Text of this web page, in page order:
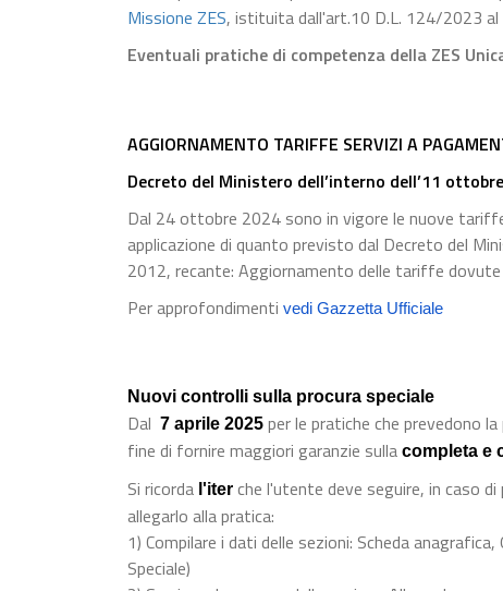
Missione ZES, istituita dall'art.10 D.L. 124/2023 al
Eventuali pratiche di competenza della ZES
AGGIORNAMENTO TARIFFE SERVIZI A
Decreto del Ministero dell’interno dell’11
Dal 24 ottobre 2024 sono in vigore le nuove
applicazione di quanto previsto dal Decreto del
2012, recante: Aggiornamento delle tariffe dovute
Per approfondimenti vedi Gazzetta Ufficiale
Nuovi controlli sulla procura speciale
Dal 7 aprile 2025 per le pratiche che prevedono
fine di fornire maggiori garanzie sulla completa e
Si ricorda l'iter che l'utente deve seguire, in caso
allegarlo alla pratica:
1) Compilare i dati delle sezioni: Scheda
Speciale)